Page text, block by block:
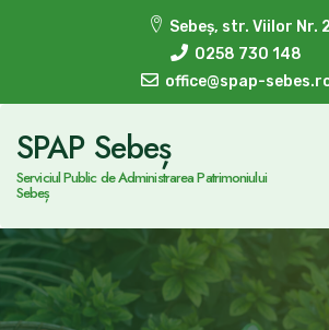
Sebeș, str. Viilor Nr.
0258 730 148
office@spap-
SPAP Sebeș
Serviciul Public de Administrarea Patrimoniului
Sebeș